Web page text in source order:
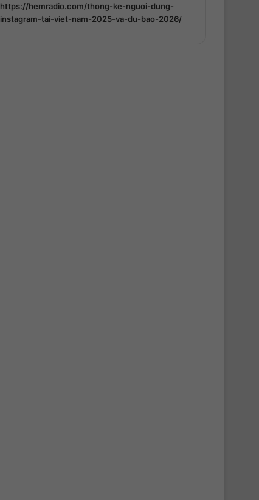
https://hemradio.com/thong-ke-nguoi-dung-
instagram-tai-viet-nam-2025-va-du-bao-2026/